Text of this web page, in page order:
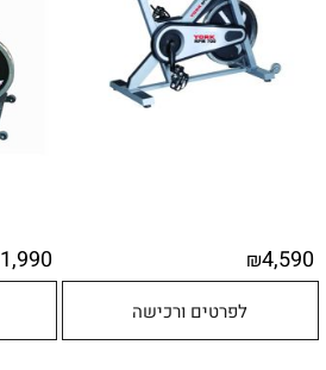
₪4,590
לפרטים ורכישה
1,990